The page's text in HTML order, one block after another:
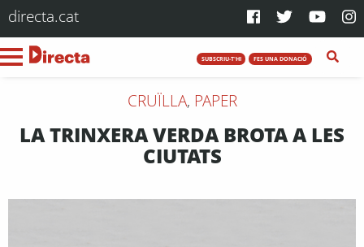
directa.cat
SUBSCRIU-T'HI FES UNA DONACIÓ
CRUÏLLA, PAPER
LA TRINXERA VERDA BROTA A LES
CIUTATS